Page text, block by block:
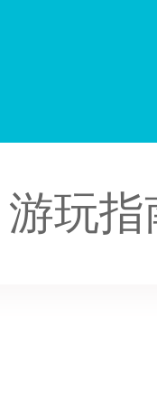
游玩指